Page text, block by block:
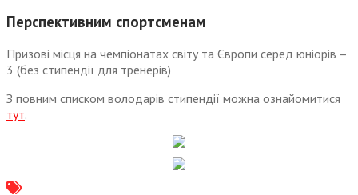
Перспективним спортсменам
Призові місця на чемпіонатах світу та Європи серед юніорів –
3 (без стипендії для тренерів)
З повним списком володарів стипендії можна ознайомитися
тут.